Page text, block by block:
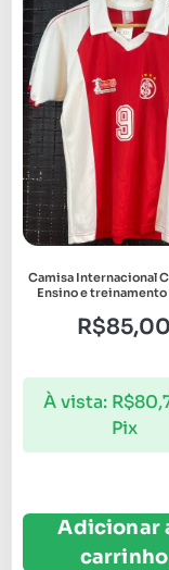
Camisa Internacional
Ensino e
R$85,00
À vista: R$
Pix
Adicionar
carrinho